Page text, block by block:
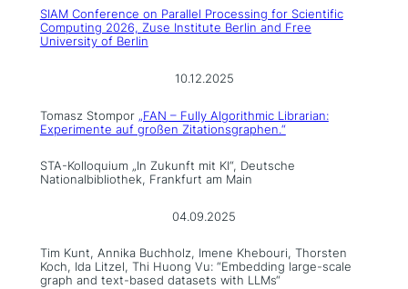
SIAM Conference on Parallel Processing for Scientific
Computing 2026, Zuse Institute Berlin and Free
University of Berlin
10.12.2025
Tomasz Stompor „FAN – Fully Algorithmic Librarian:
Experimente auf großen Zitationsgraphen.“
STA-Kolloquium „In Zukunft mit KI“, Deutsche
Nationalbibliothek, Frankfurt am Main
04.09.2025
Tim Kunt, Annika Buchholz, Imene Khebouri, Thorsten
Koch, Ida Litzel, Thi Huong Vu: “Embedding large-scale
graph and text-based datasets with LLMs“